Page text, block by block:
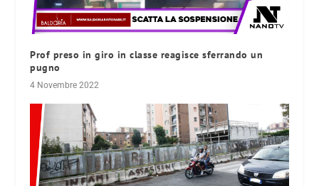
Prof preso in giro in classe reagisce sferrando un
pugno
4 Novembre 2022